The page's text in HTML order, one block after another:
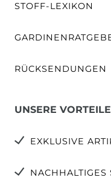
STOFF-LEXIKON
RÜCKSENDUNGEN
UNSERE VORTEILE
EXKLUSIVE
NACHHALTIGES